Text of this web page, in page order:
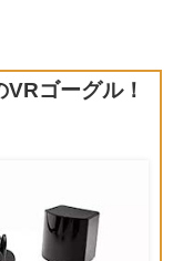
ゴーグル！